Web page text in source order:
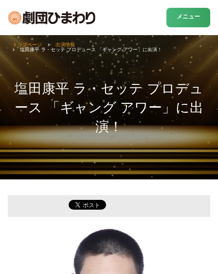
メニュー
塩田康平 ラ・セッテ プロデュ
ース 「ギャング アワー」に出
演！
トップページ
出演情報
塩田康平 ラ・セッテ プロデュース 「ギャング アワー」に出演！